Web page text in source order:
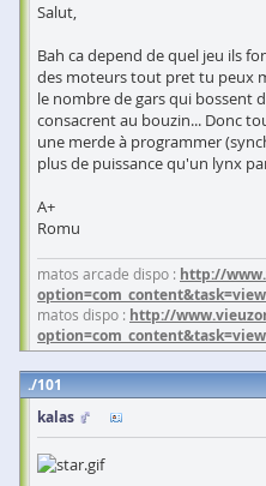
Salut,
Bah ca depend de quel jeu ils
des moteurs tout pret tu peux
le nombre de gars qui bossent
consacrent au bouzin... Donc
une merde à programmer
plus de puissance qu'un lynx
A+
Romu
matos arcade dispo : http://
matos dispo : http://
101
kalas